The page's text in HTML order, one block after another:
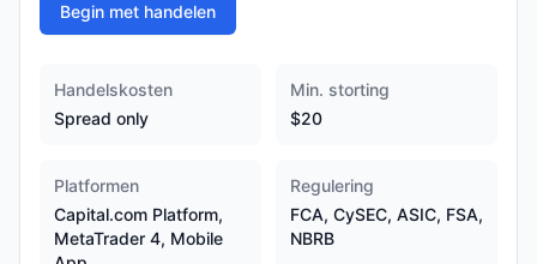
Begin met handelen
Handelskosten
Spread only
Min. storting
$20
Platformen
Capital.com Platform,
MetaTrader 4, Mobile
Regulering
FCA, CySEC, ASIC, FSA,
NBRB